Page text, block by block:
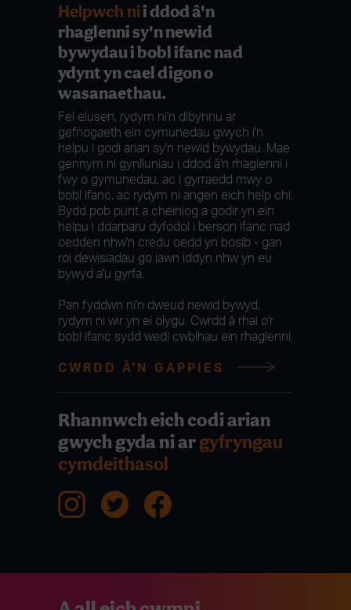
Helpwch nii ddod â'n
rhaglenni sy'n newid
bywydau i bobl ifanc nad
ydynt yn cael digon o
wasanaethau.
Fel elusen, rydym ni'n dibynnu ar
gefnogaeth ein cymunedau gwych i'n
helpu i godi arian sy'n newid bywydau. Mae
gennym ni gynlluniau i ddod â'n rhaglenni i
fwy o gymunedau, ac i gyrraedd mwy o
bobl ifanc, ac rydym ni angen eich help chi.
Bydd pob punt a cheiniog a godir yn ein
helpu i ddarparu dyfodol i berson ifanc nad
oedden nhw'n credu oedd yn bosib - gan
roi dewisiadau go iawn iddyn nhw yn eu
bywyd a'u gyrfa.
Pan fyddwn ni'n dweud newid bywyd,
rydym ni wir yn ei olygu. Cwrdd â rhai o'r
bobl ifanc sydd wedi cwblhau ein rhaglenni.
CWRDD Â'N GAPPIES
Rhannwch eich codi arian
gwych gyda ni argyfryngau
cymdeithasol